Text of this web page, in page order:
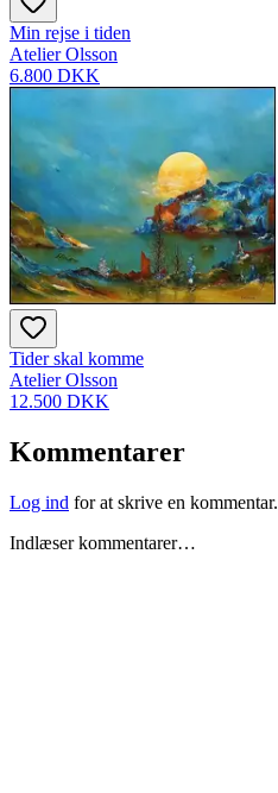
Min rejse i tiden
Atelier Olsson
6.800 DKK
Tider skal komme
Atelier Olsson
12.500 DKK
Kommentarer
Log ind for at skrive en kommentar.
Indlæser kommentarer…